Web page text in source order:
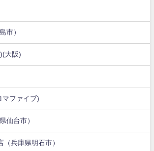
市）
大阪)
マファイブ)
仙台市）
兵庫県明石市）